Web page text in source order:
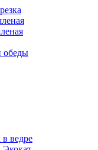
обеды
ведре